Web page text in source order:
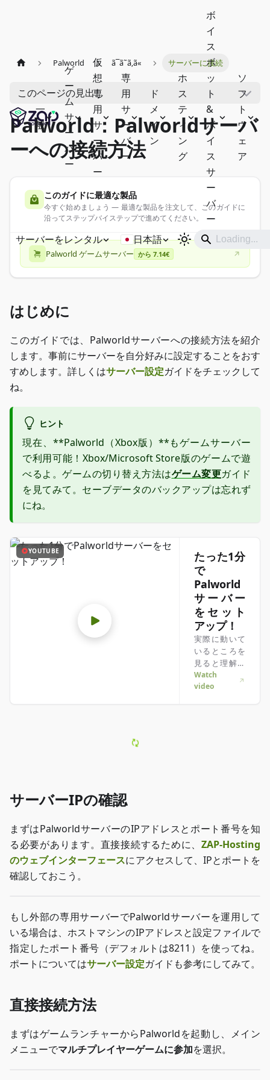
一
般
ゲ
ー
ム
サ
ー
バ
ー
仮
想
専
用
サ
ー
バ
ー
専
用
サ
ー
バ
ー
ド
メ
イ
ン
ホ
ス
テ
ィ
ン
グ
ボ
イ
ス
ボ
ッ
ト
&
ボ
イ
ス
サ
ー
バ
ー
ソ
フ
ト
ウ
ェ
ア
サーバーをレンタル 日本語
Palworld ã¯ã˜ã‚ã« サーバーに接続
このページの見出し
Palworld：Palworldサーバ
ーへの接続方法
このガイドに最適な製品
今すぐ始めましょう — 最適な製品を注文して、このガイドに
沿ってステップバイステップで進めてください。
Palworld ゲームサーバー から 7.14€
はじめに
このガイドでは、Palworldサーバーへの接続方法を紹介
します。事前にサーバーを自分好みに設定することをおす
すめします。詳しくはサーバー設定ガイドをチェックして
ね。
ヒント
現在、**Palworld（Xbox版）**もゲームサーバー
で利用可能！Xbox/Microsoft Store版のゲームで遊
べるよ。ゲームの切り替え方法はゲーム変更ガイド
を見てみて。セーブデータのバックアップは忘れず
にね。
YOUTUBE
たった1分
で
Palworld
サーバー
をセット
アップ！
実際に動いて
いるところを
見ると理解し
やすい？そん
なあなたにピ
Watch
video
サーバーIPの確認
まずはPalworldサーバーのIPアドレスとポート番号を知
る必要があります。直接接続するために、 ZAP-Hosting
のウェブインターフェースにアクセスして、IPとポートを
確認しておこう。
もし外部の専用サーバーでPalworldサーバーを運用して
いる場合は、ホストマシンのIPアドレスと設定ファイルで
指定したポート番号（デフォルトは8211）を使ってね。
ポートについてはサーバー設定ガイドも参考にしてみて。
直接接続方法
まずはゲームランチャーからPalworldを起動し、メイン
メニューでマルチプレイヤーゲームに参加を選択。